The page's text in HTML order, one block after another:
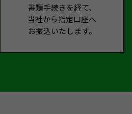
書類手続きを経て、
当社から指定口座へ
お振込いたします。